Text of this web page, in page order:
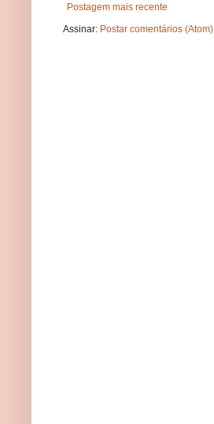
Postagem mais recente
Assinar: Postar comentários (Atom)